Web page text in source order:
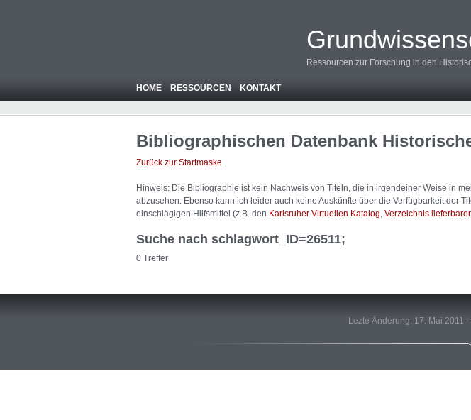
Ressourcen zur Forschung in den
HOME RESSOURCEN KONTAKT
Bibliographischen Datenbank
Zurück zur Startmaske.
Hinweis: Die Bibliographie ist kein Nachweis von Titeln, die in irgendeiner Weise in
abzusehen. Ebenso kann ich leider auch keine Auskünfte über die Verfügbarkeit der
einschlägigen Hilfsmittel (z.B. den Karlsruher Virtuellen Katalog Verzeichnis
Suche nach schlagwort_ID=26511;
0 Treffer
Lezte Änderung: 17. Mai 2011 -